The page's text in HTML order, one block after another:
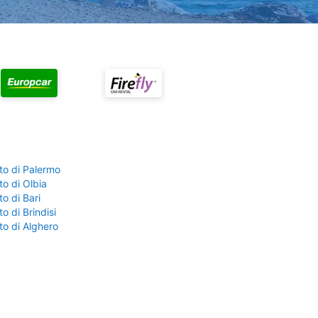
di Palermo
di Olbia
di Bari
di Brindisi
di Alghero